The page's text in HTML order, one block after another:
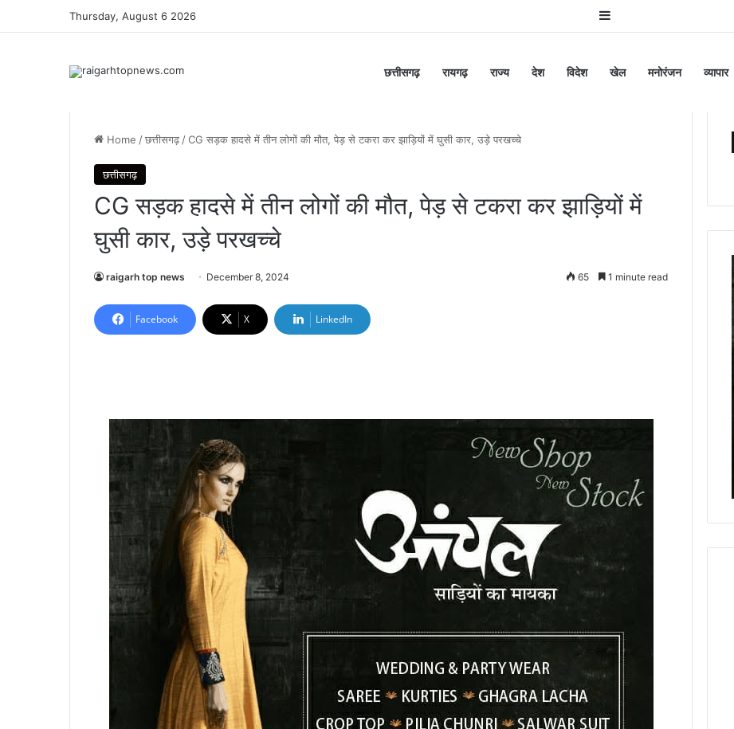
Thursday, August 6 2026 Sidebar
छत्तीसगढ़ रायगढ़ राज्य देश विदेश खेल मनोरंजन व्यापार
Home /छत्तीसगढ़ /CG सड़क हादसे में तीन लोगों की मौत, पेड़ से टकरा कर झाड़ियों में घुसी कार, उड़े परखच्चे
छत्तीसगढ़
CG सड़क हादसे में तीन लोगों की मौत, पेड़ से टकरा कर झाड़ियों में
घुसी कार, उड़े परखच्चे
raigarh top news December 8, 2024 65 1 minute read
Facebook X LinkedIn